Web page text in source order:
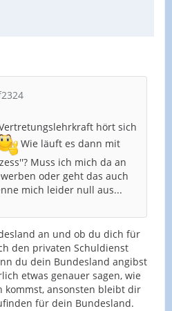
hört sich
Wie läuft es dann mit
Muss ich mich da an
oder geht das auch
mich leider null aus...
an und ob du dich für
den privaten Schuldienst
du dein Bundesland angibst
etwas genauer sagen, wie
kommst, ansonsten bleibt dir
für dein Bundesland.